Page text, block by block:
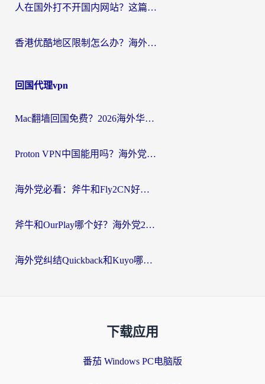
人在国外打不开国内网站？这篇攻略帮你无缝解锁国内资源（附交管12123使用技巧）
香港优酷地区限制怎么办？海外党亲测有效的追剧解决方案
回国代理vpn
Mac翻墙回国免费？2026海外华人亲测：从CCTV5直播到国内APP，这样选加速器才靠谱
Proton VPN中国能用吗？海外党选回国加速器的避坑指南（附番茄加速器实测）
海外党必看：斧牛和Fly2CN好用吗？3招教你选对回国加速器（附免费试用攻略）
斧牛和OurPlay哪个好？海外党2026亲测：选对加速器，国内资源秒加载
海外党纠结Quickback和Kuyo哪个好？选对回国加速器才能无缝刷国内资源
下载应用
番茄 Windows PC电脑版